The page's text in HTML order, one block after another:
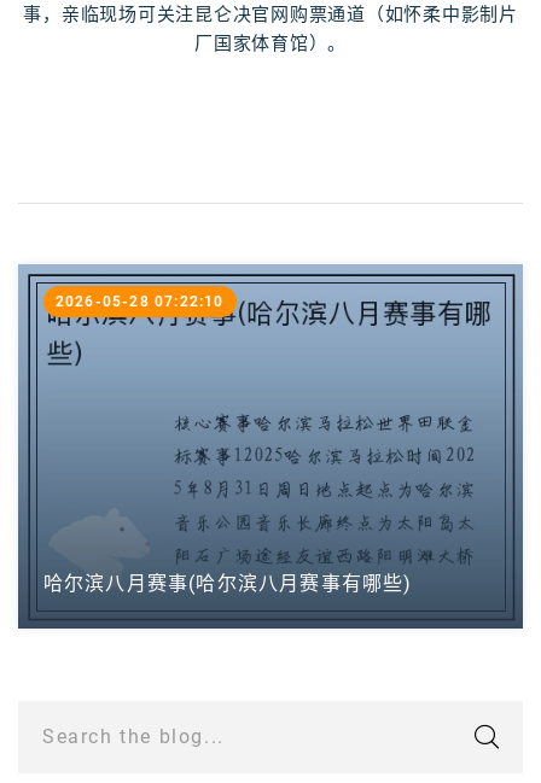
事，亲临现场可关注昆仑决官网购票通道（如怀柔中影制片
厂国家体育馆）。
哈尔滨八月赛事(哈尔滨八月赛事有哪些)
2026-05-28 07:22:10
Search the blog...